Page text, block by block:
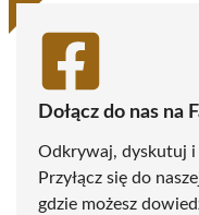
Dołącz do nas na
Odkrywaj, dyskutuj i
Przyłącz się do
gdzie możesz